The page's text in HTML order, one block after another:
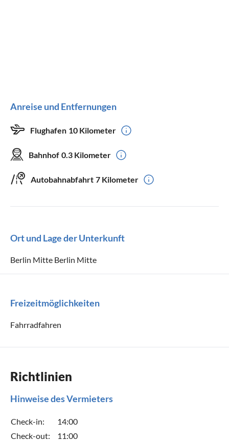
Anreise und Entfernungen
Flughafen 10 Kilometer
Bahnhof 0.3 Kilometer
Autobahnabfahrt 7 Kilometer
Ort und Lage der Unterkunft
Berlin Mitte Berlin Mitte
Freizeitmöglichkeiten
Fahrradfahren
Richtlinien
Hinweise des Vermieters
Check-in:
14:00
Check-out:
11:00